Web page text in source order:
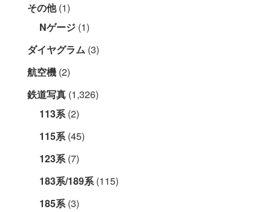
その他(1)
Nゲージ (1)
ダイヤグラム (3)
航空機 (2)
鉄道写真 (1,326)
113系(2)
115系(45)
123系(7)
183系/189系(115)
185系(3)